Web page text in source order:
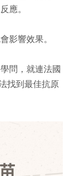
應。
影響效果。
問，就連法國
找到最佳抗原